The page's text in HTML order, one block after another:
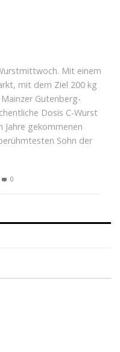
Mit einem
mit dem Ziel 200 kg
Gutenberg-
Dosis C-Wurst
Jahre gekommenen
Sohn der
0